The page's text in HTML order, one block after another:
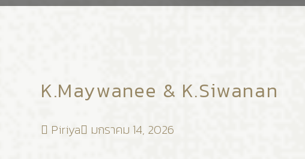
K.Maywanee & K.Siwanan
Piriya มกราคม 14, 2026